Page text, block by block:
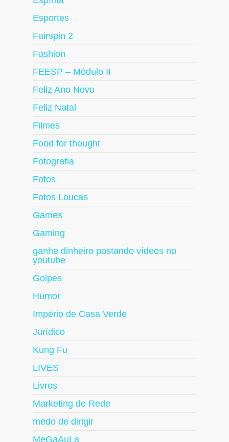
Esportes
Fairspin 2
Fashion
FEESP – Módulo II
Feliz Ano Novo
Feliz Natal
Filmes
Food for thought
Fotografia
Fotos
Fotos Loucas
Games
Gaming
ganhe dinheiro postando vídeos no
youtube
Golpes
Humor
Império de Casa Verde
Jurídico
Kung Fu
LIVES
Livros
Marketing de Rede
medo de dirigir
MeGaAuLa